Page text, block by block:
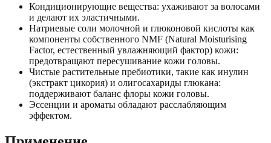
Кондиционирующие вещества: ухаживают за волосами
и делают их эластичными.
Натриевые соли молочной и глюконовой кислоты как
компоненты собственного NMF (Natural Moisturising
Factor, естественный увлажняющий фактор) кожи:
предотвращают пересушивание кожи головы.
Чистые растительные пребиотики, такие как инулин
(экстракт цикория) и олигосахариды глюкана:
поддерживают баланс флоры кожи головы.
Эссенции и ароматы обладают расслабляющим
эффектом.